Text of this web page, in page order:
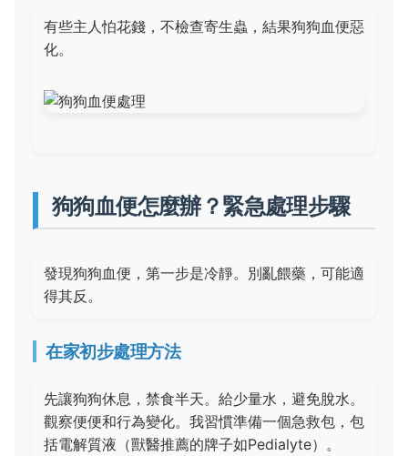
有些主人怕花錢，不檢查寄生蟲，結果狗狗血便惡
化。
狗狗血便怎麼辦？緊急處理步驟
發現狗狗血便，第一步是冷靜。別亂餵藥，可能適
得其反。
在家初步處理方法
先讓狗狗休息，禁食半天。給少量水，避免脫水。
觀察便便和行為變化。我習慣準備一個急救包，包
括電解質液（獸醫推薦的牌子如Pedialyte）。